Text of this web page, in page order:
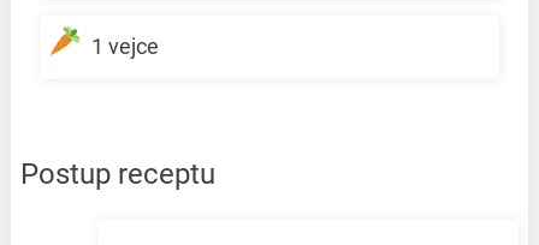
1 vejce
Postup receptu